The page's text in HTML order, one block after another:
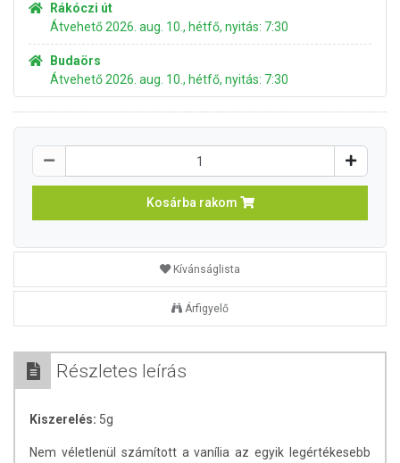
Rákóczi út
Átvehető 2026. aug. 10., hétfő, nyitás: 7:30
Budaörs
Átvehető 2026. aug. 10., hétfő, nyitás: 7:30
Kosárba rakom
Kívánságlista
Árfigyelő
Részletes leírás
Kiszerelés: 5g
Nem véletlenül számított a vanília az egyik legértékesebb